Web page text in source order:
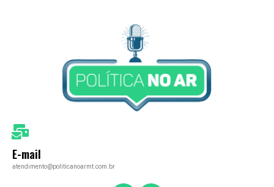
E-mail
atendimento@politicanoarmt.com.br